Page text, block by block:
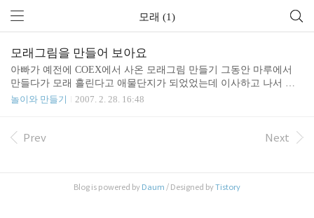
모래 (1)
모래그림을 만들어 보아요
아빠가 예전에 COEX에서 사온 모래그림 만들기 그동안 마루에서
만들다가 모래 흘린다고 애물단지가 되었었는데 이사하고 나서 베
란다에서 만드니 모래 조금 흘려도 되고 부담없어 좋다. ^^ 아침부터
http://lovesera.com/zboard/zboard.php?id=album&no=1025
놀이와 만들기 2007. 2. 28. 16:48
Prev Next
Blog is powered by Daum / Designed byTistory